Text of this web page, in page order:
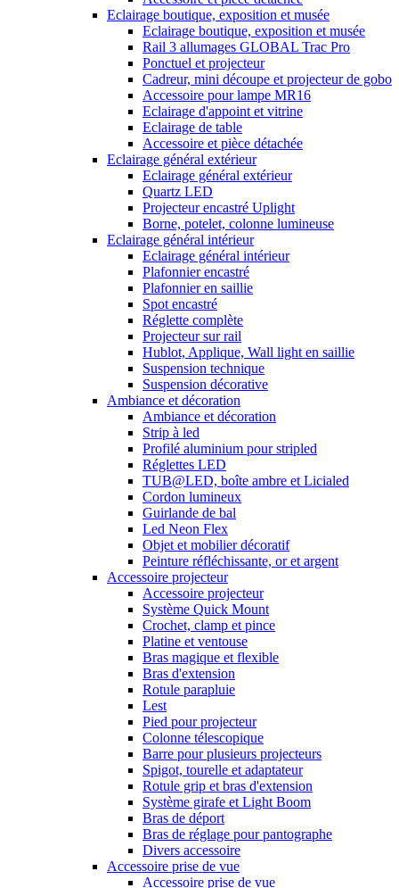
Eclairage boutique, exposition et musée
Eclairage boutique, exposition et musée
Rail 3 allumages GLOBAL Trac Pro
Ponctuel et projecteur
Cadreur, mini découpe et projecteur de gobo
Accessoire pour lampe MR16
Eclairage d'appoint et vitrine
Eclairage de table
Accessoire et pièce détachée
Eclairage général extérieur
Eclairage général extérieur
Quartz LED
Projecteur encastré Uplight
Borne, potelet, colonne lumineuse
Eclairage général intérieur
Eclairage général intérieur
Plafonnier encastré
Plafonnier en saillie
Spot encastré
Réglette complète
Projecteur sur rail
Hublot, Applique, Wall light en saillie
Suspension technique
Suspension décorative
Ambiance et décoration
Ambiance et décoration
Strip à led
Profilé aluminium pour stripled
Réglettes LED
TUB@LED, boîte ambre et Licialed
Cordon lumineux
Guirlande de bal
Led Neon Flex
Objet et mobilier décoratif
Peinture réfléchissante, or et argent
Accessoire projecteur
Accessoire projecteur
Système Quick Mount
Crochet, clamp et pince
Platine et ventouse
Bras magique et flexible
Bras d'extension
Rotule parapluie
Lest
Pied pour projecteur
Colonne télescopique
Barre pour plusieurs projecteurs
Spigot, tourelle et adaptateur
Rotule grip et bras d'extension
Système girafe et Light Boom
Bras de déport
Bras de réglage pour pantographe
Divers accessoire
Accessoire prise de vue
Accessoire prise de vue